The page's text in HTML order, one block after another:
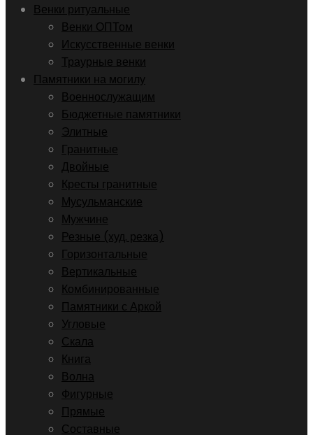
Венки ритуальные
Венки ОПТом
Искусственные венки
Траурные венки
Памятники на могилу
Военнослужащим
Бюджетные памятники
Элитные
Гранитные
Двойные
Кресты гранитные
Мусульманские
Мужчине
Резные (худ. резка)
Горизонтальные
Вертикальные
Комбинированные
Памятники с Аркой
Угловые
Скала
Книга
Волна
Фигурные
Прямые
Составные